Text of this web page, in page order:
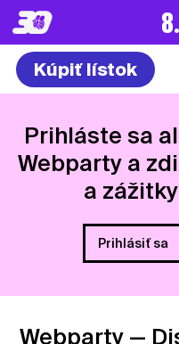
Kúpiť lístok
Prihláste sa
Webparty a
a
Prihlásiť sa
Webparty —